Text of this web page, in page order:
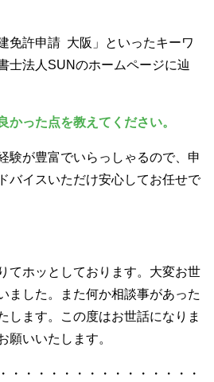
免許申請 大阪」といったキーワ
士法人SUNのホームページに辿
かった点を教えてください。
験が豊富でいらっしゃるので、申
バイスいただけ安心してお任せで
てホッとしております。大変お世
ました。また何か相談事があった
します。この度はお世話になりま
願いいたします。
・・・・・・・・・・・・・・・